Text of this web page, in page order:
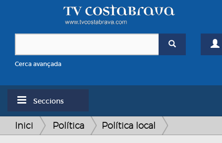
Cerca avançada
Seccions
Inici Política Política local